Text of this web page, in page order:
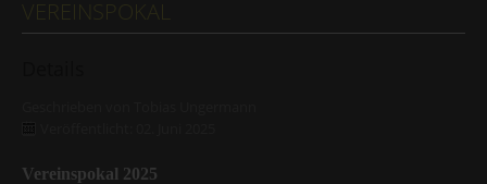
Vereinspokal 2025